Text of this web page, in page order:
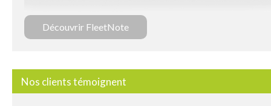
Découvrir FleetNote
Nos clients témoignent